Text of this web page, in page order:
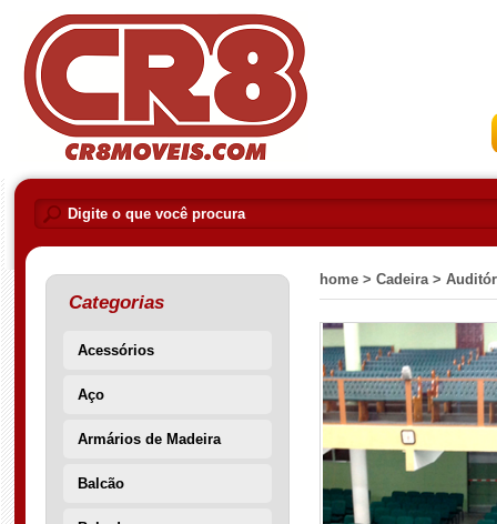
Categorias
Acessórios
Aço
Armários de Madeira
Balcão
home > Cadeira >